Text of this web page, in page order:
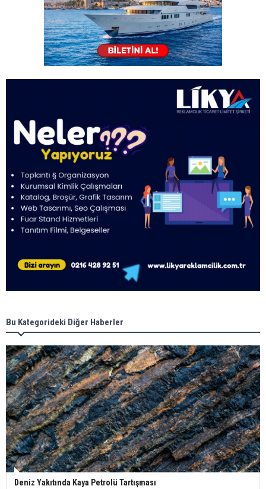
Bu Kategorideki Diğer Haberler
Deniz Yakıtında Kaya Petrolü Tartışması